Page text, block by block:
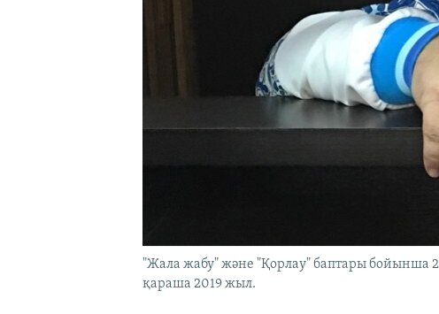
"Жала жабу" және "Қорлау" баптары бойынша 2
қараша 2019 жыл.